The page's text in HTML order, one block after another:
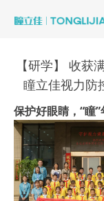
【研学】 收获
瞳立佳视力防
保护好眼睛，“瞳